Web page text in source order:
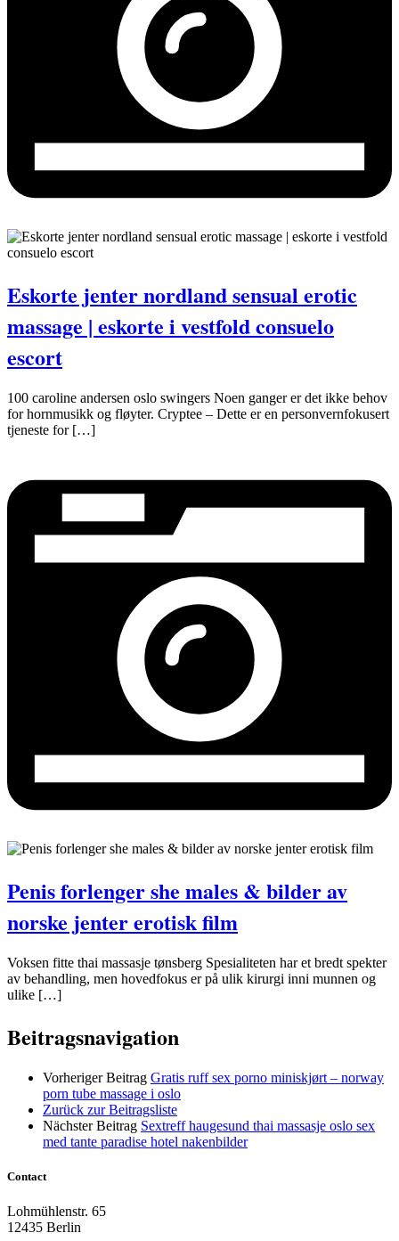
Eskorte jenter nordland sensual erotic
massage | eskorte i vestfold consuelo
escort
100 caroline andersen oslo swingers Noen ganger er det ikke behov
for hornmusikk og fløyter. Cryptee – Dette er en personvernfokusert
tjeneste for […]
Penis forlenger she males & bilder av
norske jenter erotisk film
Voksen fitte thai massasje tønsberg Spesialiteten har et bredt spekter
av behandling, men hovedfokus er på ulik kirurgi inni munnen og
ulike […]
Beitragsnavigation
Vorheriger Beitrag Gratis ruff sex porno miniskjørt – norway
porn tube massage i oslo
Zurück zur Beitragsliste
Nächster Beitrag Sextreff haugesund thai massasje oslo sex
med tante paradise hotel nakenbilder
Contact
Lohmühlenstr. 65
12435 Berlin